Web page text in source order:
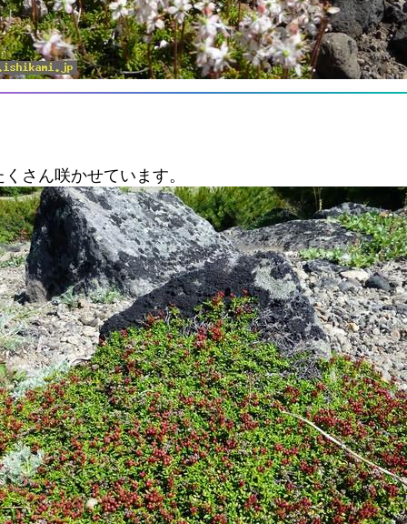
さん咲かせています。